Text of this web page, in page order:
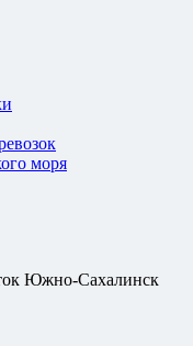
моря
Южно-Сахалинск